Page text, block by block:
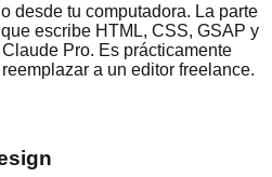
desde tu computadora. La parte
escribe HTML, CSS, GSAP y
Pro. Es prácticamente
a un editor freelance.